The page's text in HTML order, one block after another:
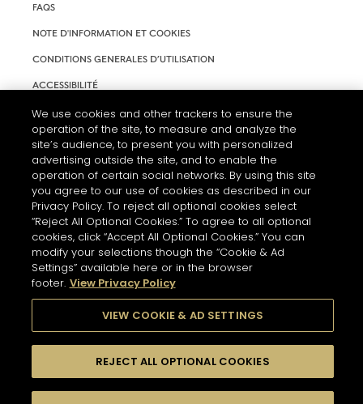
FAQS
NOTE D'INFORMATION ET COOKIES
CONDITIONS GENERALES D’UTILISATION
ACCESSIBILITÉ
PARAMÈTRES DES COOKIES
L'ABUS D'ALCOOL EST DANGEREUX POUR LA SANTÉ. A
CONSOMMER AVEC MODÉRATION.
We use cookies and other trackers to ensure the
operation of the site, to measure and analyze the
site’s audience, to present you with personalized
advertising outside the site, and to enable the
operation of certain social networks. By using this site
you agree to our use of cookies as described in our
Privacy Policy. To reject all optional cookies select
“Reject All Optional Cookies.” To agree to all optional
cookies, click “Accept All Optional Cookies.” You can
modify your selections though the “Cookie & Ad
Settings” available here or in the browser
footer. View Privacy Policy
VIEW COOKIE & AD SETTINGS
REJECT ALL OPTIONAL COOKIES